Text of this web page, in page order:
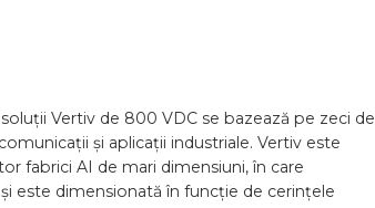
Vertiv de 800 VDC se bazează pe zeci de
și aplicații industriale. Vertiv este
fabrici AI de mari dimensiuni, în care
este dimensionată în funcție de cerințele